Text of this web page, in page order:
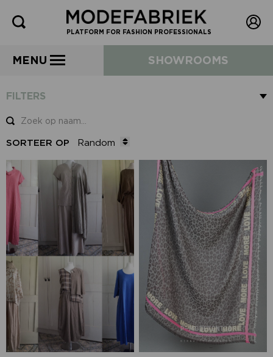
PLATFORM FOR FASHION PROFESSIONALS
MENU SHOWROOMS
FILTERS
SORTEER OP Random